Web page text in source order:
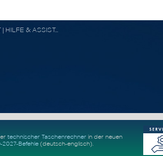
CAD FORUM - TIPPS & TRICKS | UTILITIES | DISKUSSION | BLÖCKE | SUPPORT | HILFE & ASSISTANCE
technischer Taschenrechner in der neuen
2027-Befehle(deutsch-englisch).